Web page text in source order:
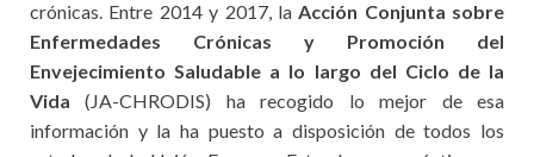
crónicas. Entre 2014 y 2017, laAcción Conjunta sobre
Enfermedades Crónicas y Promoción del
Envejecimiento Saludable a lo largo del Ciclo de la
Vida (JA-CHRODIS) ha recogido lo mejor de esa
información y la ha puesto a disposición de todos los